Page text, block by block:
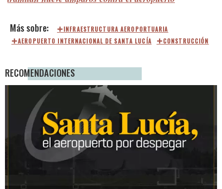
INFRAESTRUCTURA AEROPORTUARIA
AEROPUERTO INTERNACIONAL DE SANTA LUCÍA
CONSTRUCCIÓN
RECOMENDACIONES